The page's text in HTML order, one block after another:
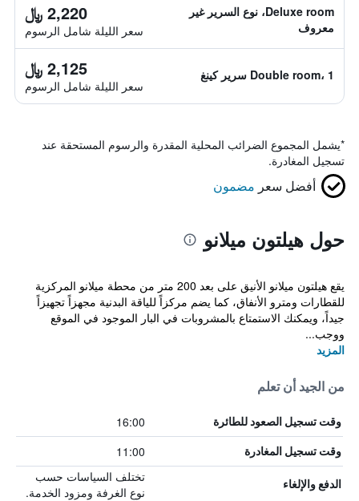
Deluxe room، نوع السرير غير
معروف
2,220 ﷼
سعر الليلة شامل الرسوم
Double room، 1 سرير كينغ 2,125 ﷼
سعر الليلة شامل الرسوم
*يشمل المجموع الضرائب المحلية المقدرة والرسوم المستحقة عند
تسجيل المغادرة.
أفضل سعر مضمون
حول هيلتون ميلانو
يقع هيلتون ميلانو الأنيق على بعد 200 متر من محطة ميلانو المركزية
للقطارات ومترو الأنفاق، كما يضم مركزاً للياقة البدنية مجهزاً تجهيزاً
جيداً، ويمكنك الاستمتاع بالمشروبات في البار الموجود في الموقع
ووجب...
المزيد
من الجيد أن تعلم
وقت تسجيل الصعود للطائرة 16:00
وقت تسجيل المغادرة 11:00
الدفع والإلغاء
تختلف السياسات حسب
نوع الغرفة ومزود الخدمة.